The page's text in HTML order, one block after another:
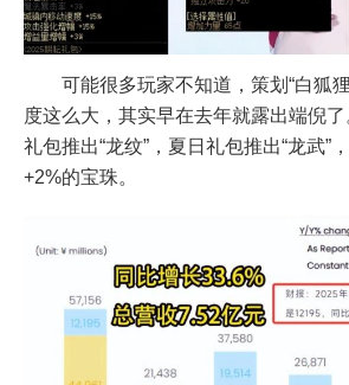
可能很多玩家不知道，策划“白狐
度这么大，其实早在去年就露出端倪
礼包推出“龙纹”，夏日礼包推出“龙武”
+2%的宝珠。